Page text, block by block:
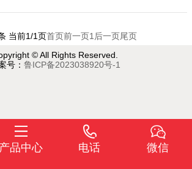
当前1/1页首页前一页1 后一页尾页
© All Rights Reserved.
号： 鲁ICP备2023038920号-1
产品中心 电话 微信